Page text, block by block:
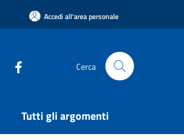
Accedi all'area personale
Cerca
Tutti gli argomenti